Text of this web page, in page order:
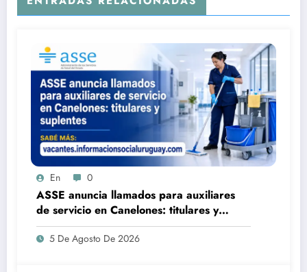
En 0
ASSE anuncia llamados para auxiliares
de servicio en Canelones: titulares y
suplentes
5 De Agosto De 2026